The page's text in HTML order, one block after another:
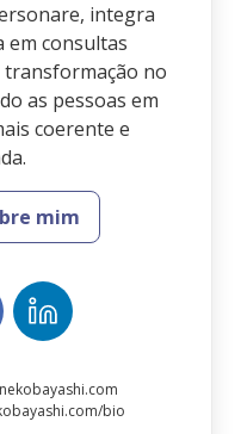
integra
em consultas
transformação no
as pessoas em
coerente e
mim
bio